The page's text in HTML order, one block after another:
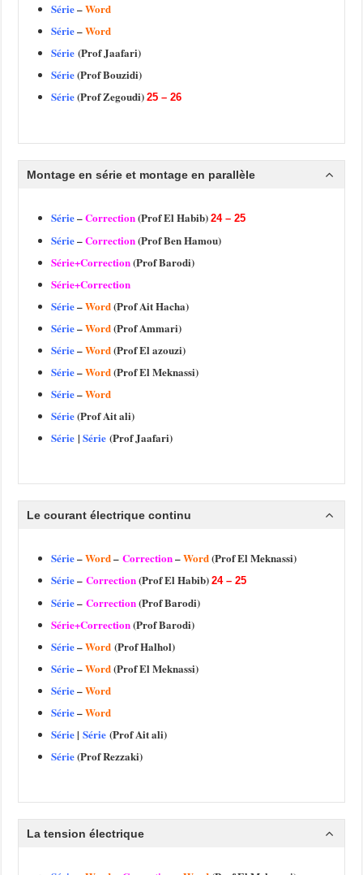
Série–Word
Série–Word
Série (Prof Jaafari)
Série(Prof Bouzidi)
Série(Prof Zegoudi)25 – 26
Montage en série et montage en parallèle
Série–Correction(Prof El Habib)24 – 25
Série–Correction(Prof Ben Hamou)
Série+Correction(Prof Barodi)
Série+Correction
Série–Word(Prof Ait Hacha)
Série–Word(Prof Ammari)
Série–Word(Prof El azouzi)
Série–Word(Prof El Meknassi)
Série–Word
Série(Prof Ait ali)
Série |Série (Prof Jaafari)
Le courant électrique continu
Série–Word–Correction–Word(Prof El Meknassi)
Série–Correction(Prof El Habib)24 – 25
Série–Correction(Prof Barodi)
Série+Correction(Prof Barodi)
Série–Word (Prof Halhol)
Série–Word(Prof El Meknassi)
Série–Word
Série–Word
Série|Série (Prof Ait ali)
Série(Prof Rezzaki)
La tension électrique